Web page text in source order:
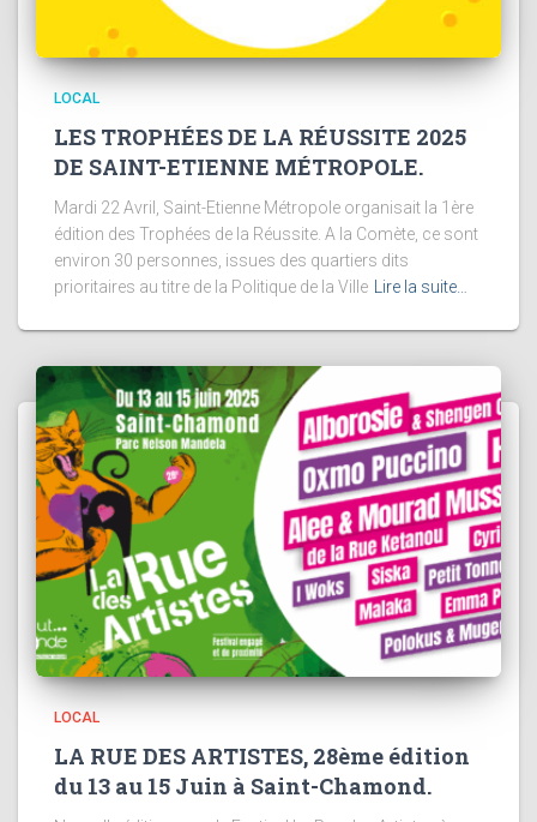
LOCAL
LES TROPHÉES DE LA RÉUSSITE 2025
DE SAINT-ETIENNE MÉTROPOLE.
Mardi 22 Avril, Saint-Etienne Métropole organisait la 1ère
édition des Trophées de la Réussite. A la Comète, ce sont
environ 30 personnes, issues des quartiers dits
prioritaires au titre de la Politique de la Ville Lire la suite…
LOCAL
LA RUE DES ARTISTES, 28ème édition
du 13 au 15 Juin à Saint-Chamond.